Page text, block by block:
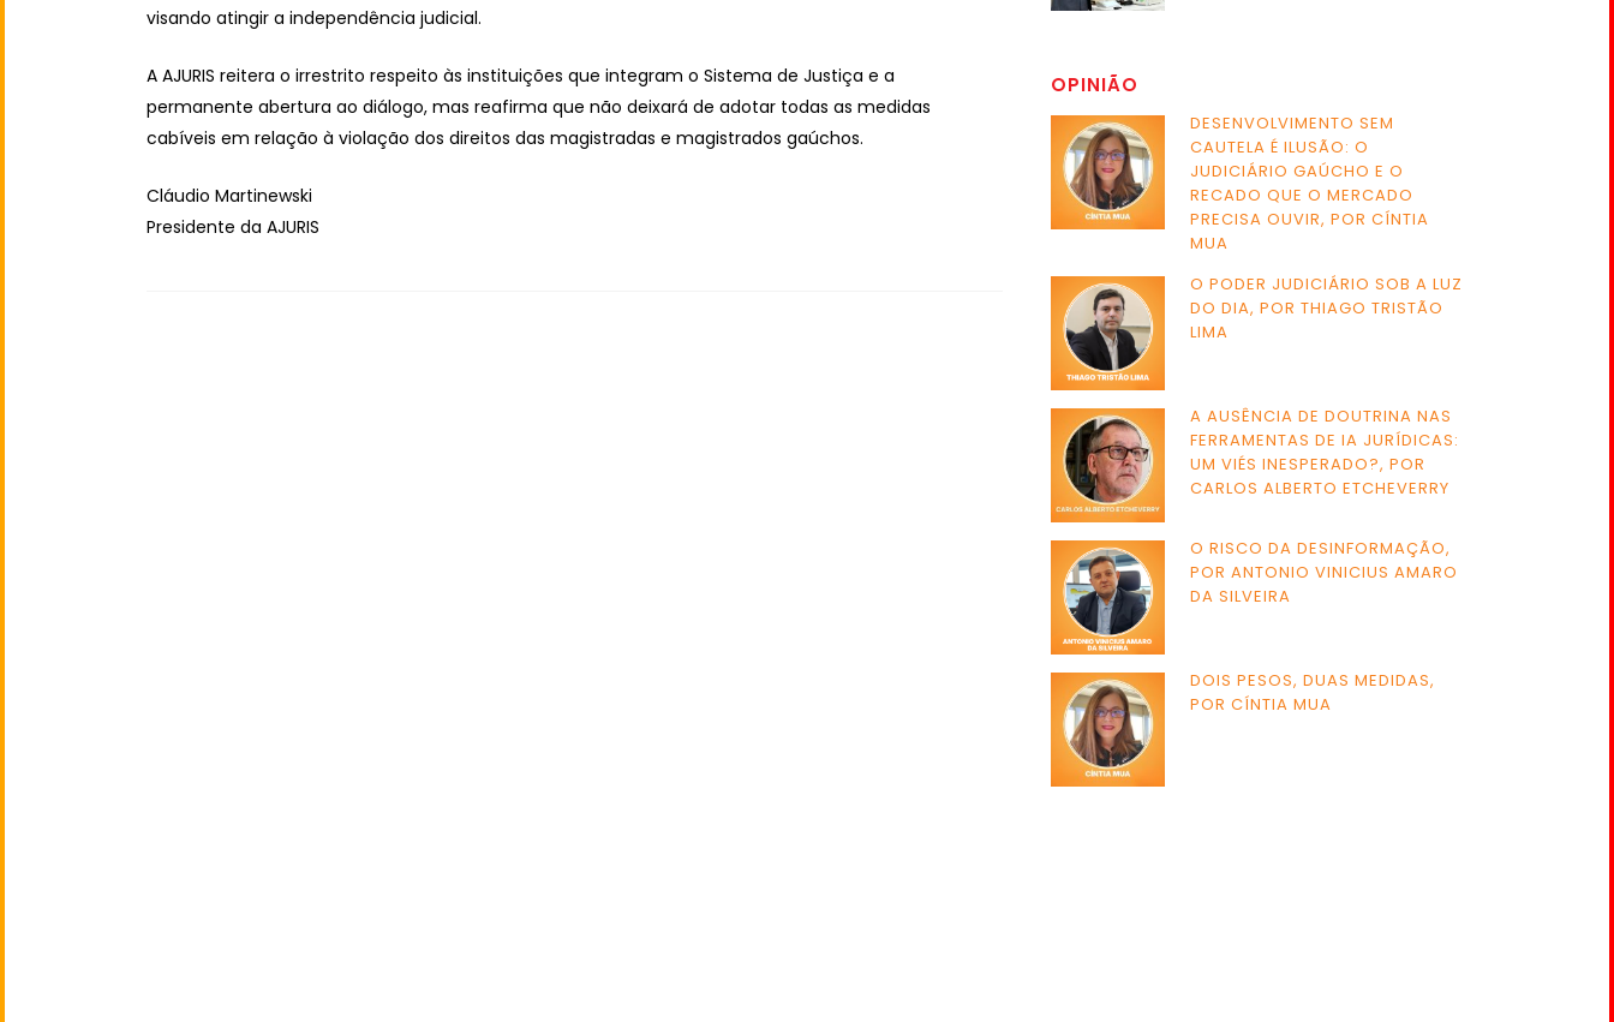
visando atingir a independência judicial.
A AJURIS reitera o irrestrito respeito às instituições que integram o Sistema de Justiça e a
permanente abertura ao diálogo, mas reafirma que não deixará de adotar todas as medidas
cabíveis em relação à violação dos direitos das magistradas e magistrados gaúchos.
Cláudio Martinewski
Presidente da AJURIS
OPINIÃO
DESENVOLVIMENTO SEM
CAUTELA É ILUSÃO: O
JUDICIÁRIO GAÚCHO E O
RECADO QUE O MERCADO
PRECISA OUVIR, POR CÍNTIA
MUA
O PODER JUDICIÁRIO SOB A LUZ
DO DIA, POR THIAGO TRISTÃO
LIMA
A AUSÊNCIA DE DOUTRINA NAS
FERRAMENTAS DE IA JURÍDICAS:
UM VIÉS INESPERADO?, POR
CARLOS ALBERTO ETCHEVERRY
O RISCO DA DESINFORMAÇÃO,
POR ANTONIO VINICIUS AMARO
DA SILVEIRA
DOIS PESOS, DUAS MEDIDAS,
POR CÍNTIA MUA